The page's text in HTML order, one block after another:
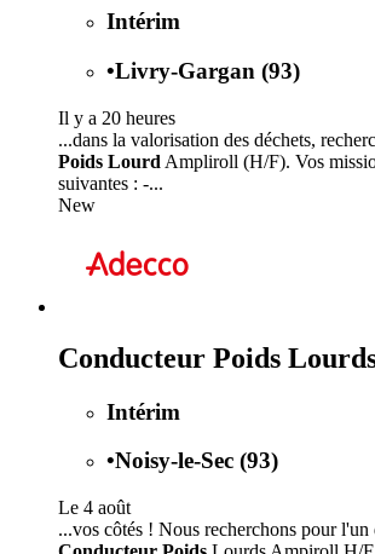
Intérim
•Livry-Gargan (93)
Il y a 20 heures
...dans la valorisation des déchets,
Poids Lourd Ampliroll (H/F). Vos
suivantes : -...
New
Conducteur Poids
Intérim
•Noisy-le-Sec (93)
Le 4 août
...vos côtés ! Nous recherchons pour l'un